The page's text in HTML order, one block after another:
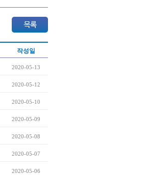
작성일
2020-05-13
2020-05-12
2020-05-10
2020-05-09
2020-05-08
2020-05-07
2020-05-06